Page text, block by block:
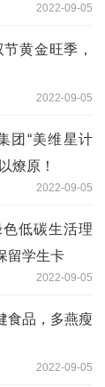
2022-09-05
黄金旺季，
2022-09-05
团“美维星计
燎原！
2022-09-05
低碳生活理
留学生卡
2022-09-05
食品，多燕瘦
2022-09-05